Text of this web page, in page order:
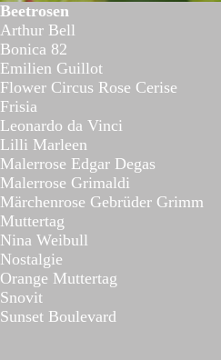
Beetrosen
Arthur Bell
Bonica 82
Emilien Guillot
Flower Circus Rose Cerise
Frisia
Leonardo da Vinci
Lilli Marleen
Malerrose Edgar Degas
Malerrose Grimaldi
Märchenrose Gebrüder Grimm
Muttertag
Nina Weibull
Nostalgie
Orange Muttertag
Snovit
Sunset Boulevard